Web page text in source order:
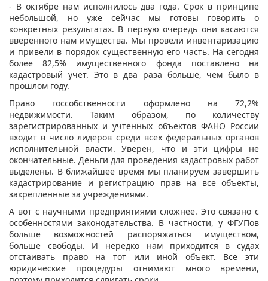
- В октябре нам исполнилось два года. Срок в принципе
небольшой, но уже сейчас мы готовы говорить о
конкретных результатах. В первую очередь они касаются
вверенного нам имущества. Мы провели инвентаризацию
и привели в порядок существенную его часть. На сегодня
более 82,5% имущественного фонда поставлено на
кадастровый учет. Это в два раза больше, чем было в
прошлом году.
Право госсобственности оформлено на 72,2%
недвижимости. Таким образом, по количеству
зарегистрированных и учтенных объектов ФАНО России
входит в число лидеров среди всех федеральных органов
исполнительной власти. Уверен, что и эти цифры не
окончательные. Деньги для проведения кадастровых работ
выделены. В ближайшее время мы планируем завершить
кадастрирование и регистрацию прав на все объекты,
закрепленные за учреждениями.
А вот с научными предприятиями сложнее. Это связано с
особенностями законодательства. В частности, у ФГУПов
больше возможностей распоряжаться имуществом,
больше свободы. И нередко нам приходится в судах
отстаивать право на тот или иной объект. Все эти
юридические процедуры отнимают много времени,